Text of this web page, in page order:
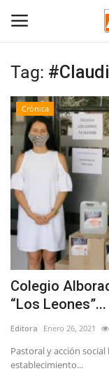
Inicio
Crónica
Policial
Tribunales
Deporte
Política
Espectáculos
Tag:
Crónica
Colegio
“Los Leones”...
Editora Enero 26, 2021
Pastoral y acción
establecimiento...